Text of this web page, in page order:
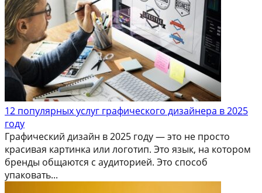
12 популярных услуг графического дизайнера в 2025
году
Графический дизайн в 2025 году — это не просто
красивая картинка или логотип. Это язык, на котором
бренды общаются с аудиторией. Это способ
упаковать...